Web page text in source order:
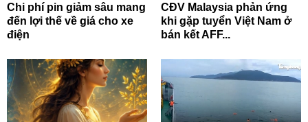
Chi phí pin giảm sâu mang
đến lợi thế về giá cho xe
điện
CĐV Malaysia phản ứng
khi gặp tuyển Việt Nam ở
bán kết AFF...